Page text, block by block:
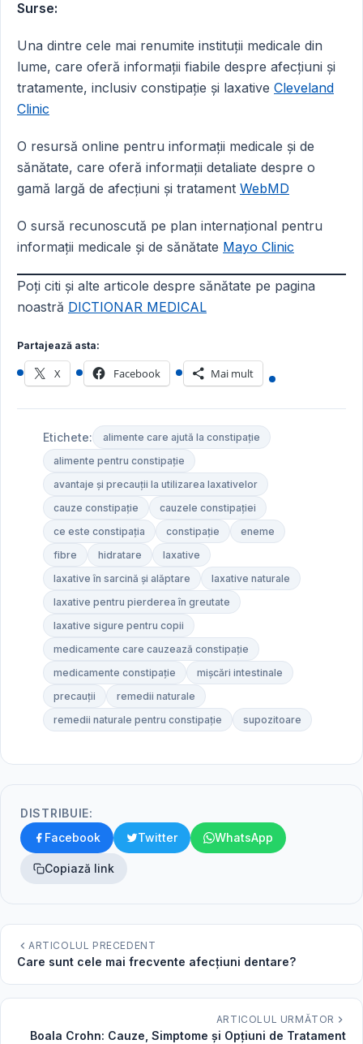
Surse:
Una dintre cele mai renumite instituții medicale din
lume, care oferă informații fiabile despre afecțiuni și
tratamente, inclusiv constipație și laxative Cleveland
Clinic
O resursă online pentru informații medicale și de
sănătate, care oferă informații detaliate despre o
gamă largă de afecțiuni și tratament WebMD
O sursă recunoscută pe plan internațional pentru
informații medicale și de sănătate Mayo Clinic
Poți citi și alte articole despre sănătate pe pagina
noastră DICTIONAR MEDICAL
Partajează asta:
X Facebook Mai mult
Etichete:
alimente care ajută la constipație
alimente pentru constipație
avantaje și precauții la utilizarea laxativelor
cauze constipație
cauzele constipației
ce este constipația
constipație
eneme
fibre
hidratare
laxative
laxative în sarcină și alăptare
laxative naturale
laxative pentru pierderea în greutate
laxative sigure pentru copii
medicamente care cauzează constipație
medicamente constipație
mișcări intestinale
precauții
remedii naturale
remedii naturale pentru constipație
supozitoare
DISTRIBUIE:
Facebook
Twitter WhatsApp
Copiază link
ARTICOLUL PRECEDENT
Care sunt cele mai frecvente afecțiuni dentare?
ARTICOLUL URMĂTOR
Boala Crohn: Cauze, Simptome și Opțiuni de Tratament